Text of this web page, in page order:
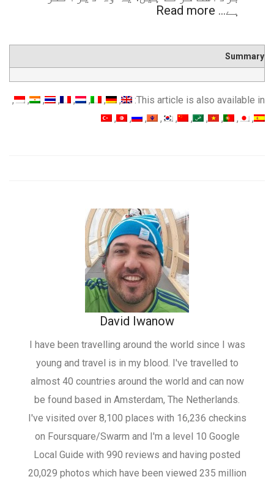
ہے… Read more
Summary
This article is also available in:
David Iwanow
I have been travelling around the world since I was
young and travel is in my blood. I've travelled to
almost 40 countries around the world and can now
be found based in Amsterdam, The Netherlands.
I've visited over 8,100 places with 16,236 checkins
on Foursquare/Swarm and I'm a level 10 Google
Local Guide with 990 reviews and having posted
20,029 photos which have been viewed 235 million